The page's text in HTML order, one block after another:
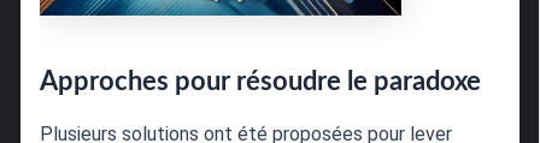
Approches pour résoudre le paradoxe
Plusieurs solutions ont été proposées pour lever